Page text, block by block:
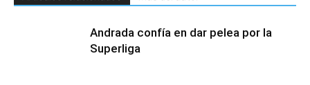
Andrada confía en dar pelea por la
Superliga